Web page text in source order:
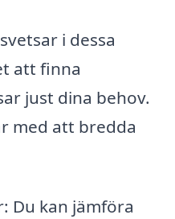
i dessa
att finna
just dina behov.
med att bredda
Du kan jämföra